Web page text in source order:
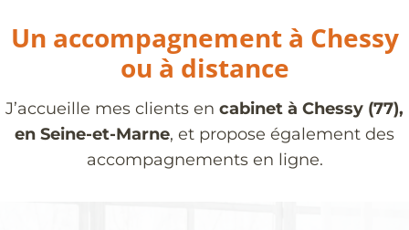
Un accompagnement à Chessy
ou à distance
J’accueille mes clients en cabinet à Chessy (77),
en Seine-et-Marne, et propose également des
accompagnements en ligne.